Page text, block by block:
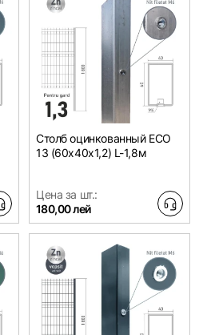
Столб оцинкованный ЕСО
13 (60х40x1,2) L-1,8м
Цена за шт.:
180,00 лей